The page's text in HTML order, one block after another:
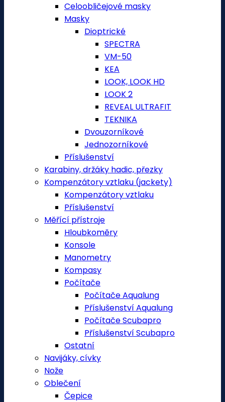
Celoobličejové masky
Masky
Dioptrické
SPECTRA
VM-50
KEA
LOOK, LOOK HD
LOOK 2
REVEAL ULTRAFIT
TEKNIKA
Dvouzorníkové
Jednozorníkové
Příslušenství
Karabiny, držáky hadic, přezky
Kompenzátory vztlaku (jackety)
Kompenzátory vztlaku
Příslušenství
Měřící přístroje
Hloubkoměry
Konsole
Manometry
Kompasy
Počítače
Počítače Aqualung
Příslušenství Aqualung
Počítače Scubapro
Příslušenství Scubapro
Ostatní
Navijáky, cívky
Nože
Oblečení
Čepice